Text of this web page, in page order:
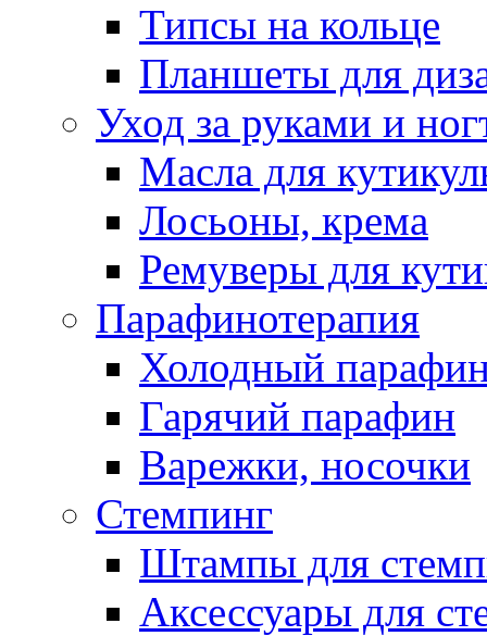
Типсы на кольце
Планшеты для
Уход за руками и
Масла для
Лосьоны, крема
Ремуверы для
Парафинотерапия
Холодный
Гарячий парафин
Варежки, носочки
Стемпинг
Штампы для
Аксессуары для